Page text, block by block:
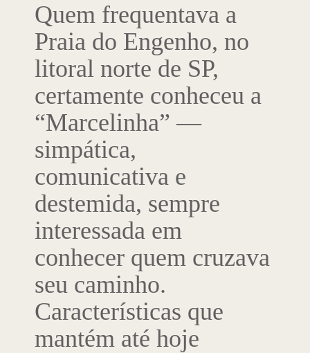
Quem frequentava a
Praia do Engenho, no
litoral norte de SP,
certamente conheceu a
“Marcelinha” —
simpática,
comunicativa e
destemida, sempre
interessada em
conhecer quem cruzava
seu caminho.
Características que
mantém até hoje